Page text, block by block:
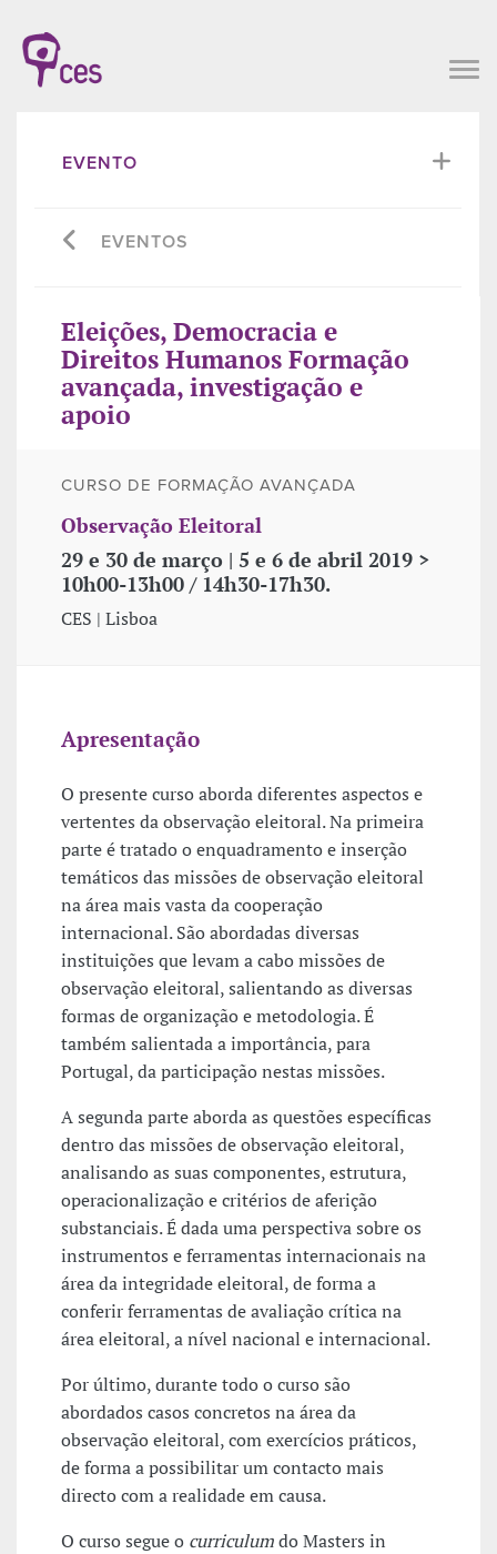
EVENTO
EVENTOS
Eleições, Democracia e
Direitos Humanos Formação
avançada, investigação e
apoio
CURSO DE FORMAÇÃO AVANÇADA
Observação Eleitoral
29 e 30 de março | 5 e 6 de abril 2019 >
10h00-13h00 / 14h30-17h30.
CES | Lisboa
Apresentação
O presente curso aborda diferentes aspectos e
vertentes da observação eleitoral. Na primeira
parte é tratado o enquadramento e inserção
temáticos das missões de observação eleitoral
na área mais vasta da cooperação
internacional. São abordadas diversas
instituições que levam a cabo missões de
observação eleitoral, salientando as diversas
formas de organização e metodologia. É
também salientada a importância, para
Portugal, da participação nestas missões.
A segunda parte aborda as questões específicas
dentro das missões de observação eleitoral,
analisando as suas componentes, estrutura,
operacionalização e critérios de aferição
substanciais. É dada uma perspectiva sobre os
instrumentos e ferramentas internacionais na
área da integridade eleitoral, de forma a
conferir ferramentas de avaliação crítica na
área eleitoral, a nível nacional e internacional.
Por último, durante todo o curso são
abordados casos concretos na área da
observação eleitoral, com exercícios práticos,
de forma a possibilitar um contacto mais
directo com a realidade em causa.
O curso segue o curriculumdo Masters in